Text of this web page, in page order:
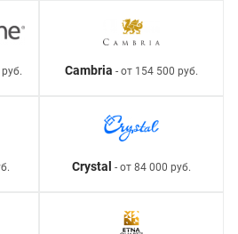
Cambria - от 154 500 руб.
Crystal - от 84 000 руб.